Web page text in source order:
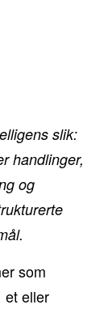
slik:
handlinger,
og
som
et eller